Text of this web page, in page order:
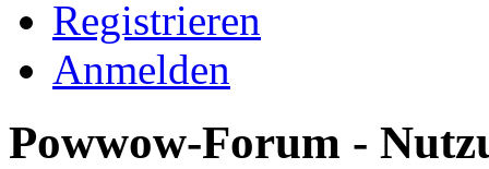
Registrieren
Anmelden
Powwow-Forum -